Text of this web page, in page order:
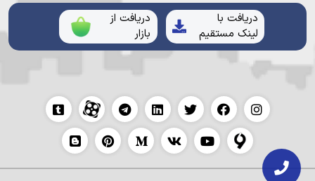
دریافت با
لینک مستقیم
دریافت از
بازار